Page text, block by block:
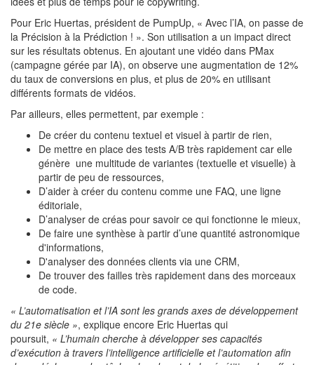
Pour Eric Huertas, président de PumpUp, « Avec l’IA, on passe de
la Précision à la Prédiction ! ». Son utilisation a un impact direct
sur les résultats obtenus. En ajoutant une vidéo dans PMax
(campagne gérée par IA), on observe une augmentation de 12%
du taux de conversions en plus, et plus de 20% en utilisant
différents formats de vidéos.
Par ailleurs, elles permettent, par exemple :
De créer du contenu textuel et visuel à partir de rien,
De mettre en place des tests A/B très rapidement car elle
génère une multitude de variantes (textuelle et visuelle) à
partir de peu de ressources,
D’aider à créer du contenu comme une FAQ, une ligne
éditoriale,
D’analyser de créas pour savoir ce qui fonctionne le mieux,
De faire une synthèse à partir d’une quantité astronomique
d'informations,
D'analyser des données clients via une CRM,
De trouver des failles très rapidement dans des morceaux
de code.
« L’automatisation et l’IA sont les grands axes de développement
du 21e siècle », explique encore Eric Huertas qui
poursuit, « L’humain cherche à développer ses capacités
d’exécution à travers l’intelligence artificielle et l’automation afin